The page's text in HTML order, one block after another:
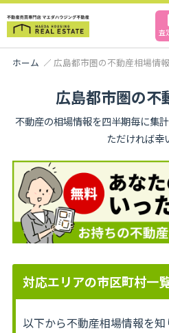
査
ホーム 広島都市圏の不動産相場情報
広島都市圏の不
不動産の相場情報を四半期毎に集
ただければ幸
対応エリアの市区町村一
以下から不動産相場情報を